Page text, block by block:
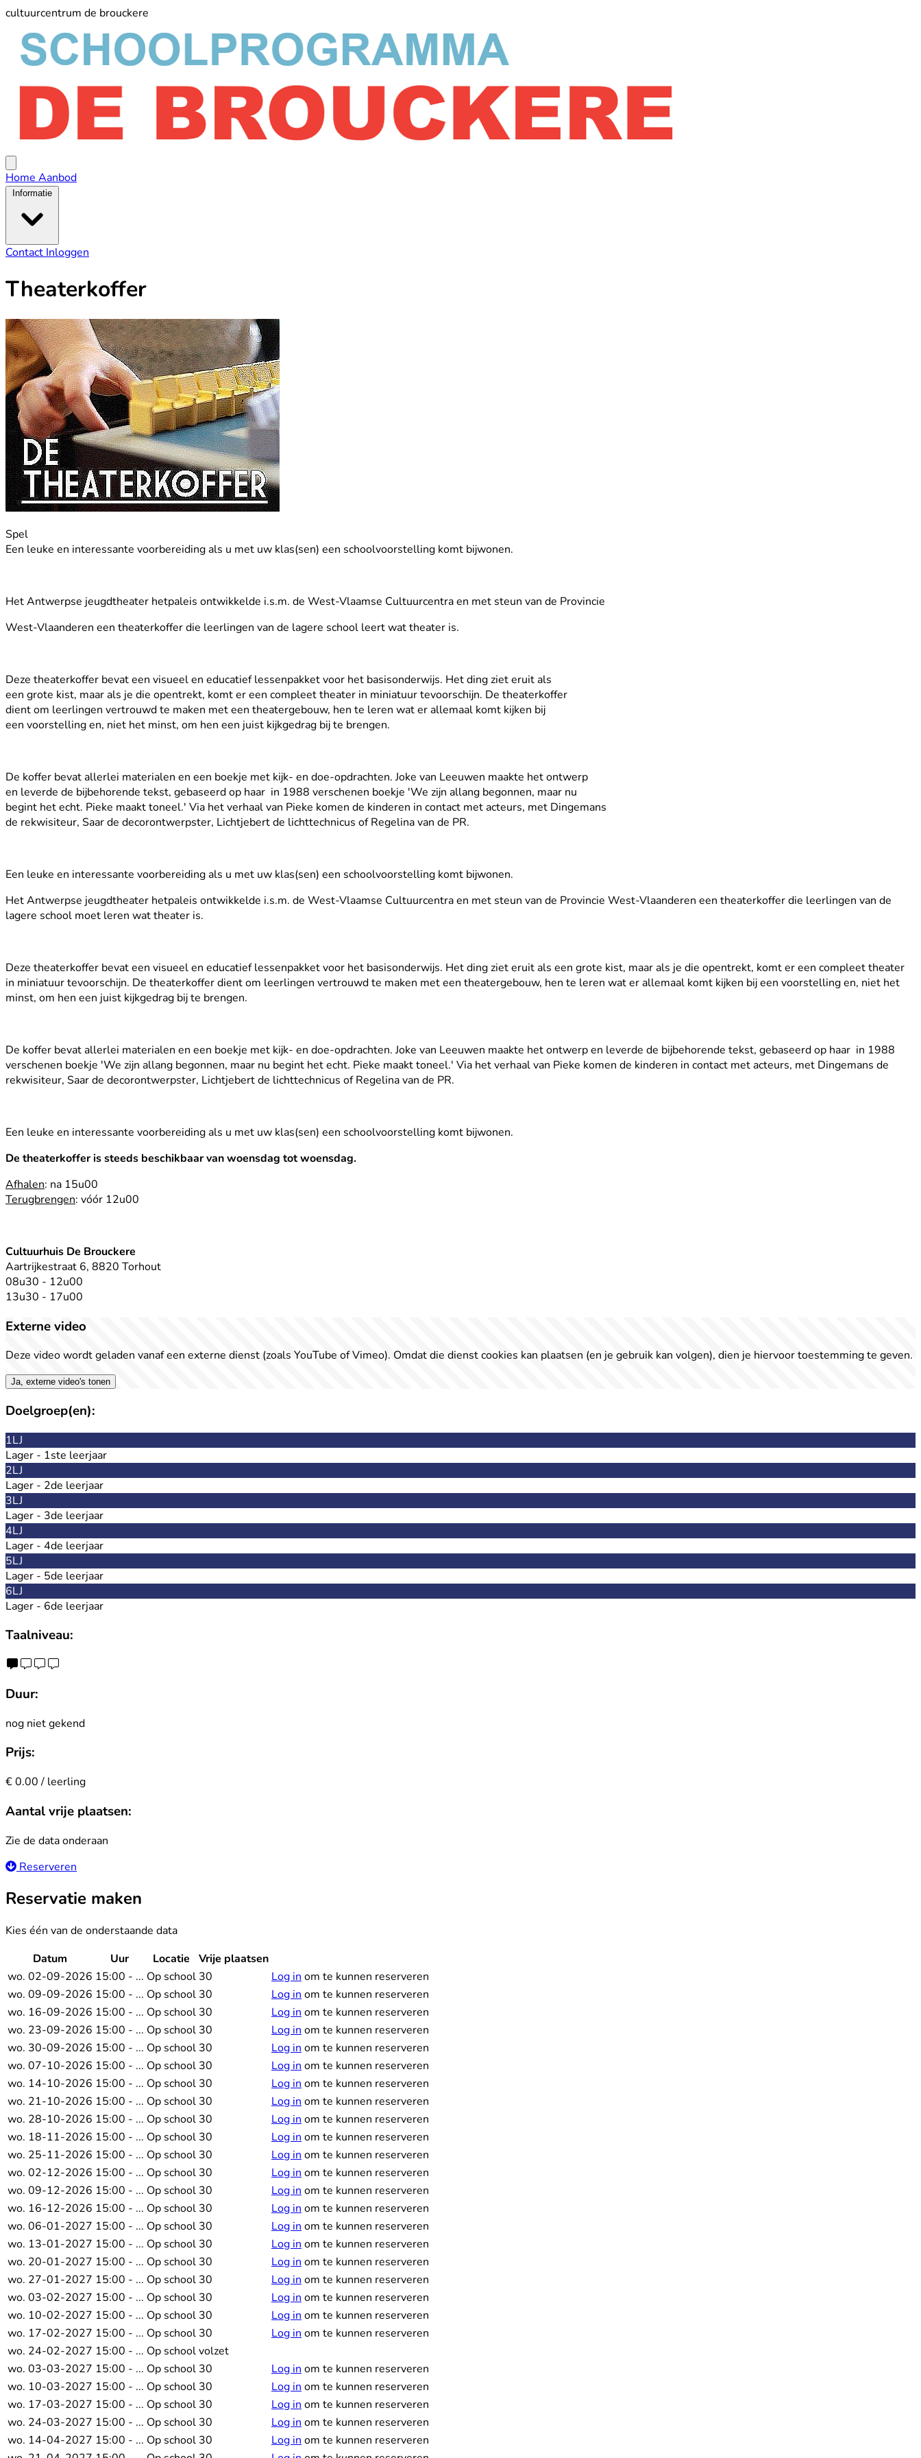
cultuurcentrum de brouckere
Broucker
menu
Home Aanbod
Informatie
Contact Inloggen
Theaterkoffer
Spel
Een leuke en interessante voorbereiding als u met uw klas(sen) een schoolvoorstelling komt bijwonen.
Het Antwerpse jeugdtheater hetpaleis ontwikkelde i.s.m. de West-Vlaamse Cultuurcentra en met steun van de Provincie
West-Vlaanderen een theaterkoffer die leerlingen van de lagere school leert wat theater is.
Deze theaterkoffer bevat een visueel en educatief lessenpakket voor het basisonderwijs. Het ding ziet eruit als
een grote kist, maar als je die opentrekt, komt er een compleet theater in miniatuur tevoorschijn. De theaterkoffer
dient om leerlingen vertrouwd te maken met een theatergebouw, hen te leren wat er allemaal komt kijken bij
een voorstelling en, niet het minst, om hen een juist kijkgedrag bij te brengen.
De koffer bevat allerlei materialen en een boekje met kijk- en doe-opdrachten. Joke van Leeuwen maakte het ontwerp
en leverde de bijbehorende tekst, gebaseerd op haar in 1988 verschenen boekje 'We zijn allang begonnen, maar nu
begint het echt. Pieke maakt toneel.' Via het verhaal van Pieke komen de kinderen in contact met acteurs, met Dingemans
de rekwisiteur, Saar de decorontwerpster, Lichtjebert de lichttechnicus of Regelina van de PR.
Een leuke en interessante voorbereiding als u met uw klas(sen) een schoolvoorstelling komt bijwonen.
Het Antwerpse jeugdtheater hetpaleis ontwikkelde i.s.m. de West-Vlaamse Cultuurcentra en met steun van de Provincie West-Vlaanderen een theaterkoffer die leerlingen van de
lagere school moet leren wat theater is.
Deze theaterkoffer bevat een visueel en educatief lessenpakket voor het basisonderwijs. Het ding ziet eruit als een grote kist, maar als je die opentrekt, komt er een compleet theater
in miniatuur tevoorschijn. De theaterkoffer dient om leerlingen vertrouwd te maken met een theatergebouw, hen te leren wat er allemaal komt kijken bij een voorstelling en, niet het
minst, om hen een juist kijkgedrag bij te brengen.
De koffer bevat allerlei materialen en een boekje met kijk- en doe-opdrachten. Joke van Leeuwen maakte het ontwerp en leverde de bijbehorende tekst, gebaseerd op haar in 1988
verschenen boekje 'We zijn allang begonnen, maar nu begint het echt. Pieke maakt toneel.' Via het verhaal van Pieke komen de kinderen in contact met acteurs, met Dingemans de
rekwisiteur, Saar de decorontwerpster, Lichtjebert de lichttechnicus of Regelina van de PR.
Een leuke en interessante voorbereiding als u met uw klas(sen) een schoolvoorstelling komt bijwonen.
De theaterkoffer is steeds beschikbaar van woensdag tot woensdag.
Afhalen: na 15u00
Terugbrengen: vóór 12u00
Cultuurhuis De Brouckere
Aartrijkestraat 6, 8820 Torhout
08u30 - 12u00
13u30 - 17u00
Externe video
Deze video wordt geladen vanaf een externe dienst (zoals YouTube of Vimeo). Omdat die dienst cookies kan plaatsen (en je gebruik kan volgen), dien je hiervoor toestemming te geven.
Ja, externe video's tonen
Doelgroep(en):
1LJ
Lager - 1ste leerjaar
2LJ
Lager - 2de leerjaar
3LJ
Lager - 3de leerjaar
4LJ
Lager - 4de leerjaar
5LJ
Lager - 5de leerjaar
6LJ
Lager - 6de leerjaar
Taalniveau:
Duur:
nog niet gekend
Prijs:
€ 0.00 / leerling
Aantal vrije plaatsen:
Zie de data onderaan
Reserveren
Reservatie maken
Kies één van de onderstaande data
Datum
Uur Locatie Vrije plaatsen
wo. 02-09-2026 15:00 - ... Op school 30 Log in om te kunnen reserveren
wo. 09-09-2026 15:00 - ... Op school 30 Log in om te kunnen reserveren
wo. 16-09-2026 15:00 - ... Op school 30 Log in om te kunnen reserveren
wo. 23-09-2026 15:00 - ... Op school 30 Log in om te kunnen reserveren
wo. 30-09-2026 15:00 - ... Op school 30 Log in om te kunnen reserveren
wo. 07-10-2026 15:00 - ... Op school 30 Log in om te kunnen reserveren
wo. 14-10-2026 15:00 - ... Op school 30 Log in om te kunnen reserveren
wo. 21-10-2026 15:00 - ... Op school 30 Log in om te kunnen reserveren
wo. 28-10-2026 15:00 - ... Op school 30 Log in om te kunnen reserveren
wo. 18-11-2026 15:00 - ... Op school 30 Log in om te kunnen reserveren
wo. 25-11-2026 15:00 - ... Op school 30 Log in om te kunnen reserveren
wo. 02-12-2026 15:00 - ... Op school 30 Log in om te kunnen reserveren
wo. 09-12-2026 15:00 - ... Op school 30 Log in om te kunnen reserveren
wo. 16-12-2026 15:00 - ... Op school 30 Log in om te kunnen reserveren
wo. 06-01-2027 15:00 - ... Op school 30 Log in om te kunnen reserveren
wo. 13-01-2027 15:00 - ... Op school 30 Log in om te kunnen reserveren
wo. 20-01-2027 15:00 - ... Op school 30 Log in om te kunnen reserveren
wo. 27-01-2027 15:00 - ... Op school 30 Log in om te kunnen reserveren
wo. 03-02-2027 15:00 - ... Op school 30 Log in om te kunnen reserveren
wo. 10-02-2027 15:00 - ... Op school 30 Log in om te kunnen reserveren
wo. 17-02-2027 15:00 - ... Op school 30 Log in om te kunnen reserveren
wo. 24-02-2027 15:00 - ... Op schoolvolzet
wo. 03-03-2027 15:00 - ... Op school 30 Log in om te kunnen reserveren
wo. 10-03-2027 15:00 - ... Op school 30 Log in om te kunnen reserveren
wo. 17-03-2027 15:00 - ... Op school 30 Log in om te kunnen reserveren
wo. 24-03-2027 15:00 - ... Op school 30 Log in om te kunnen reserveren
wo. 14-04-2027 15:00 - ... Op school 30 Log in om te kunnen reserveren